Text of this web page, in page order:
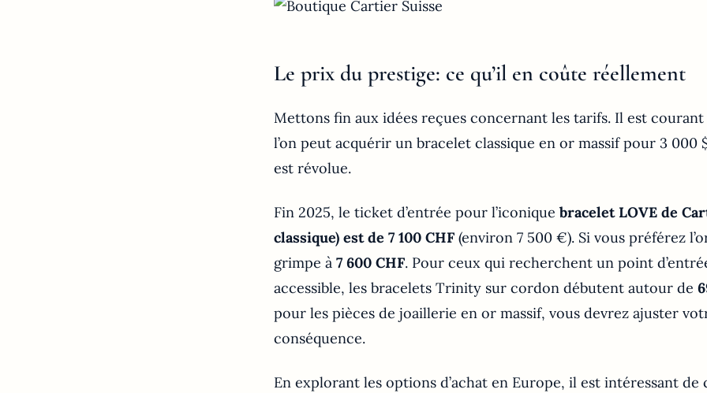
Le prix du prestige: ce qu’il en coûte réellement
Mettons fin aux idées reçues concernant les tarifs. Il est courant
l’on peut acquérir un bracelet classique en or massif pour 3 000
est révolue.
Fin 2025, le ticket d’entrée pour l’iconiquebracelet LOVE de
classique) est de 7 100 CHF (environ 7 500 €). Si vous préférez
grimpe à7 600 CHF. Pour ceux qui recherchent un point
accessible, les bracelets Trinity sur cordon débutent autour de
pour les pièces de joaillerie en or massif, vous devrez ajuster
conséquence.
En explorant les options d’achat en Europe, il est intéressant de